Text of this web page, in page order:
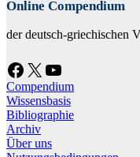
Online Compendium
der deutsch-griechischen
Facebook X YouTube
Compendium
Wissensbasis
Bibliographie
Archiv
Über uns